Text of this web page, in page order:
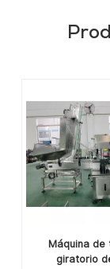
Máquina de
giratorio